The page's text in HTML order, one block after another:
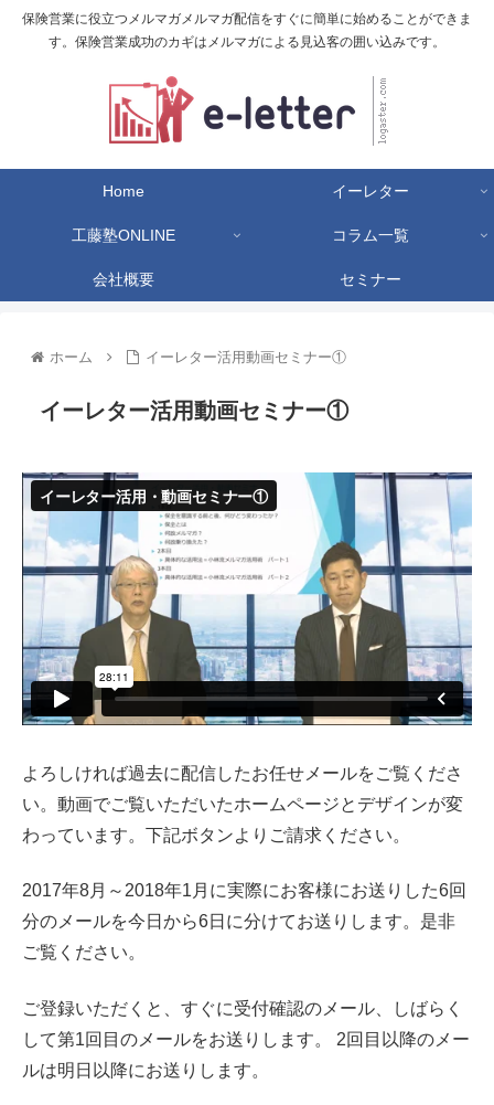
保険営業に役立つメルマガメルマガ配信をすぐに簡単に始めることができま
す。保険営業成功のカギはメルマガによる見込客の囲い込みです。
Home イーレター
工藤塾ONLINE コラム一覧
会社概要 セミナー
ホーム イーレター活用動画セミナー①
イーレター活用動画セミナー①
よろしければ過去に配信したお任せメールをご覧くださ
い。動画でご覧いただいたホームページとデザインが変
わっています。下記ボタンよりご請求ください。
2017年8月～2018年1月に実際にお客様にお送りした6回
分のメールを今日から6日に分けてお送りします。是非
ご覧ください。
ご登録いただくと、すぐに受付確認のメール、しばらく
して第1回目のメールをお送りします。 2回目以降のメー
ルは明日以降にお送りします。